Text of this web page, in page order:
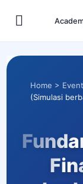
Home >
(Simulasi